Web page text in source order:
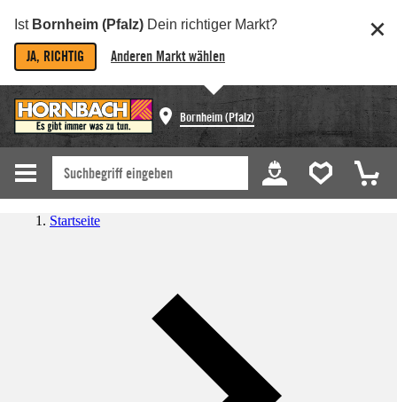
Ist Bornheim (Pfalz) Dein richtiger Markt?
JA, RICHTIG Anderen Markt wählen
Bornheim (Pfalz)
Startseite